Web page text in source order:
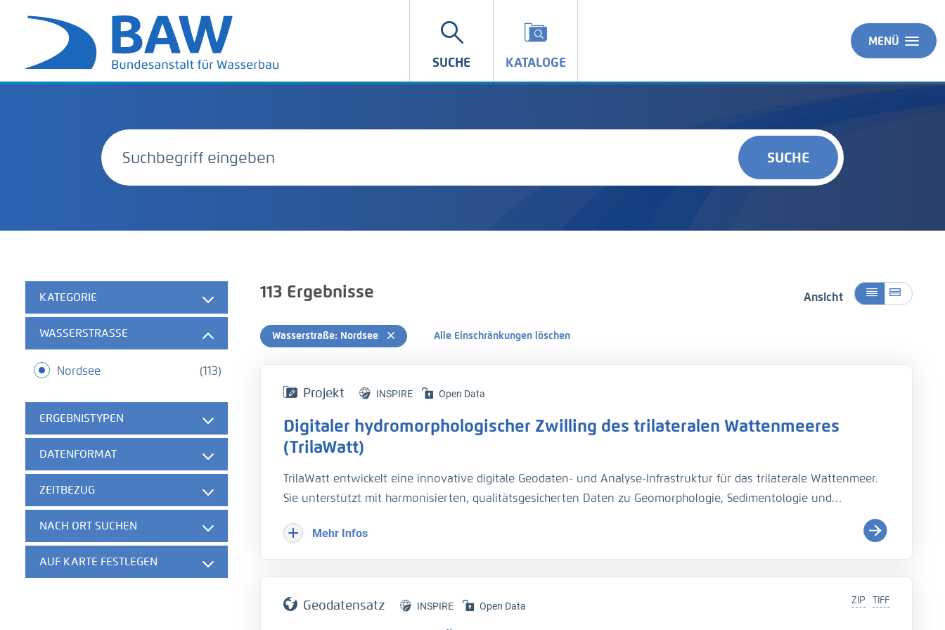
SUCHE KATALOGE
MENÜ
SUCHE
KATEGORIE
WASSERSTRASSE
(113)
Nordsee
ERGEBNISTYPEN
DATENFORMAT
ZEITBEZUG
NACH ORT SUCHEN
AUF KARTE FESTLEGEN
113 Ergebnisse Ansicht
Wasserstraße: Nordsee Alle Einschränkungen löschen
Projekt INSPIRE Open Data
Digitaler hydromorphologischer Zwilling des trilateralen Wattenmeeres
(TrilaWatt)
TrilaWatt entwickelt eine innovative digitale Geodaten- und Analyse-Infrastruktur für das trilaterale Wattenmeer.
Sie unterstützt mit harmonisierten, qualitätsgesicherten Daten zu Geomorphologie, Sedimentologie und
Dokumentationsmethoden werden über Webportale und -dienste zu einem Assistenzsystem verknüpft.
Mehr Infos
TIFF
ZIP
Geodatensatz INSPIRE Open Data